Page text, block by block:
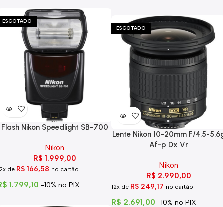
ESGOTADO
Flash Nikon Speedlight SB-700
Nikon
R$ 1.999,00
de R$ 166,58 no cartão
1.799,10 -10% no PIX
ESGOTADO
Lente Nikon 10-20mm F/4.5-
Af-p Dx Vr
Nikon
R$ 2.990,00
12x de R$ 249,17 no cartão
R$ 2.691,00 -10% no PIX